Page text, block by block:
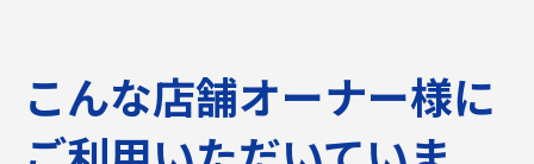
こんな店舗オーナー様に